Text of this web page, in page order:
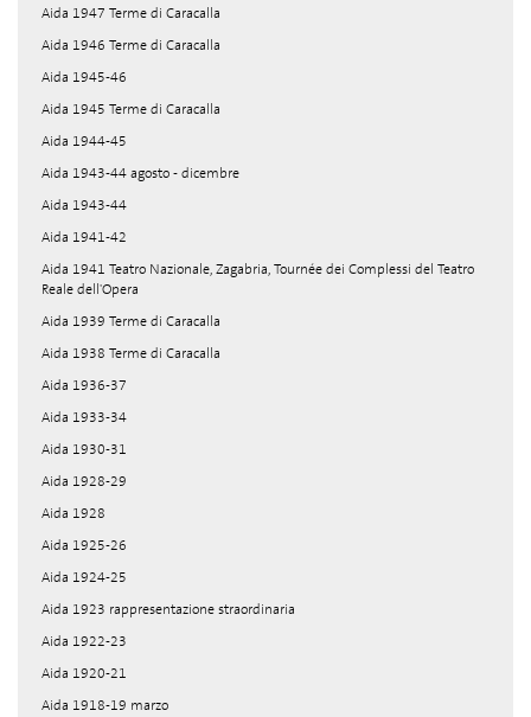
Aida 1947 Terme di Caracalla
Aida 1946 Terme di Caracalla
Aida 1945-46
Aida 1945 Terme di Caracalla
Aida 1944-45
Aida 1943-44 agosto - dicembre
Aida 1943-44
Aida 1941-42
Aida 1941 Teatro Nazionale, Zagabria, Tournée dei Complessi del Teatro
Reale dell'Opera
Aida 1939 Terme di Caracalla
Aida 1938 Terme di Caracalla
Aida 1936-37
Aida 1933-34
Aida 1930-31
Aida 1928-29
Aida 1928
Aida 1925-26
Aida 1924-25
Aida 1923 rappresentazione straordinaria
Aida 1922-23
Aida 1920-21
Aida 1918-19 marzo